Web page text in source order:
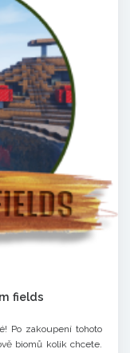
fields
Po zakoupení tohoto
biomů kolik chcete.